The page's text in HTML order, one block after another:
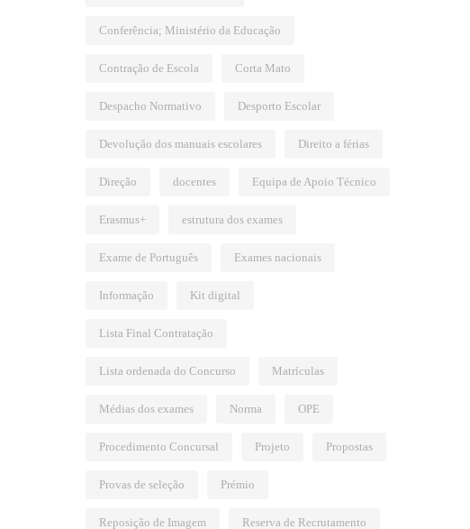
Conferência; Ministério da Educação
Contração de Escola Corta Mato
Despacho Normativo Desporto Escolar
Devolução dos manuais escolares Direito a férias
Direção docentes Equipa de Apoio Técnico
Erasmus+ estrutura dos exames
Exame de Português Exames nacionais
Informação Kit digital
Lista Final Contratação
Lista ordenada do Concurso Matrículas
Médias dos exames Norma OPE
Procedimento Concursal Projeto Propostas
Provas de seleção Prémio
Reposição de Imagem Reserva de Recrutamento